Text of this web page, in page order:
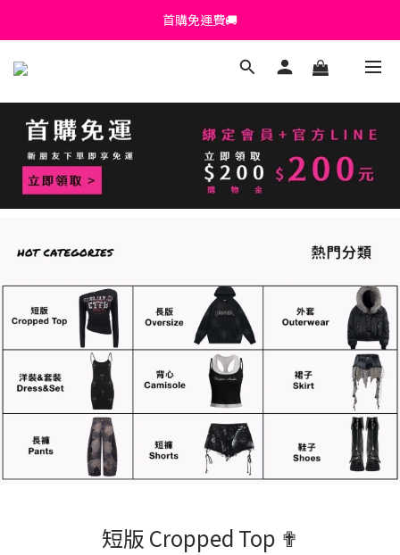
首購免運費🚚
首購免運費🚚
綁定+官方LINE領$200
出清特價_買一送一
首購免運費🚚
短版 Cropped Top ✟